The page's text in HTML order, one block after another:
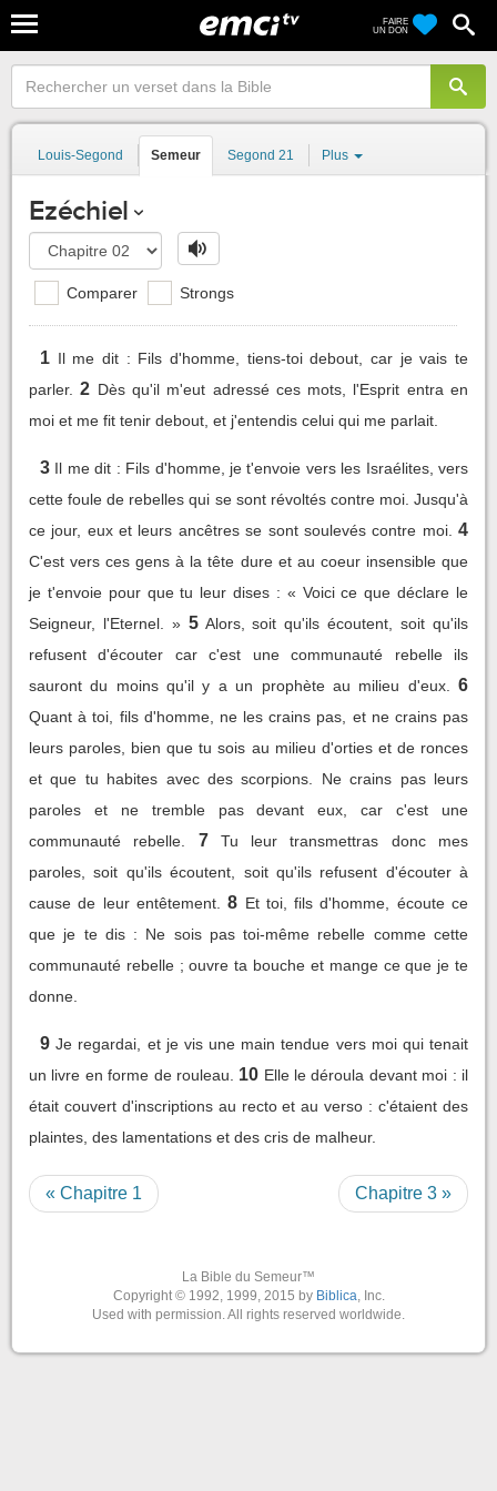
FAIRE
UN DON
Louis-Segond Semeur Segond 21 Plus
Ezéchiel
Comparer Strongs
1 Il me dit : Fils d'homme, tiens-toi debout, car je vais te
parler. 2 Dès qu'il m'eut adressé ces mots, l'Esprit entra en
moi et me fit tenir debout, et j'entendis celui qui me parlait.
3 Il me dit : Fils d'homme, je t'envoie vers les Israélites, vers
cette foule de rebelles qui se sont révoltés contre moi. Jusqu'à
ce jour, eux et leurs ancêtres se sont soulevés contre moi. 4
C'est vers ces gens à la tête dure et au coeur insensible que
je t'envoie pour que tu leur dises : « Voici ce que déclare le
Seigneur, l'Eternel. » 5 Alors, soit qu'ils écoutent, soit qu'ils
refusent d'écouter car c'est une communauté rebelle ils
sauront du moins qu'il y a un prophète au milieu d'eux.
6
Quant à toi, fils d'homme, ne les crains pas, et ne crains pas
leurs paroles, bien que tu sois au milieu d'orties et de ronces
et que tu habites avec des scorpions. Ne crains pas leurs
paroles et ne tremble pas devant eux, car c'est une
communauté rebelle.
7
Tu leur transmettras donc mes
paroles, soit qu'ils écoutent, soit qu'ils refusent d'écouter à
cause de leur entêtement.
8 Et toi, fils d'homme, écoute ce
que je te dis : Ne sois pas toi-même rebelle comme cette
communauté rebelle ; ouvre ta bouche et mange ce que je te
donne.
9 Je regardai, et je vis une main tendue vers moi qui tenait
un livre en forme de rouleau.
10 Elle le déroula devant moi : il
était couvert d'inscriptions au recto et au verso : c'étaient des
plaintes, des lamentations et des cris de malheur.
« Chapitre 1 Chapitre 3 »
La Bible du Semeur™
Copyright © 1992, 1999, 2015 by Biblica, Inc.
Used with permission. All rights reserved worldwide.